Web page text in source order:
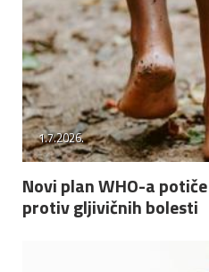
1.7.2026.
Novi plan WHO-a
protiv gljivičnih bolesti